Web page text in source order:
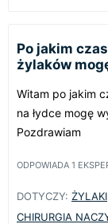
Po jakim
żylaków
Witam po jakim
na łydce mogę
Pozdrawiam
ODPOWIADA 1
DOTYCZY: ŻYLAKI
CHIRURGIA